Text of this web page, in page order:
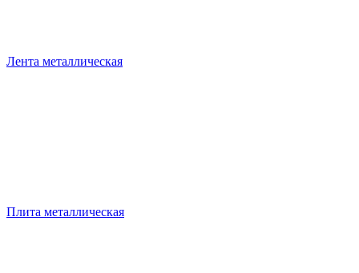
Лента металлическая
Плита металлическая